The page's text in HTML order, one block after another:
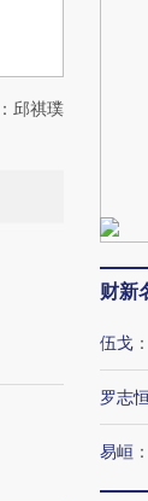
邱祺璞
财新
伍戈 ：
罗志恒
易峘 ：